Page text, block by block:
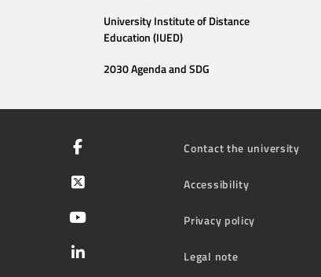
University Institute of Distance
Education (IUED)
2030 Agenda and SDG
Contact the university
Accessibility
Privacy policy
Legal note